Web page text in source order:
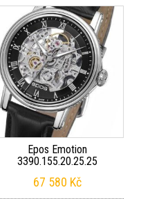
Epos Emotion
3390.155.20.25.25
67 580 Kč